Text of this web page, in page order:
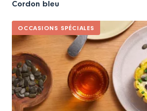
Cordon bleu
OCCASIONS SPÉCIALES